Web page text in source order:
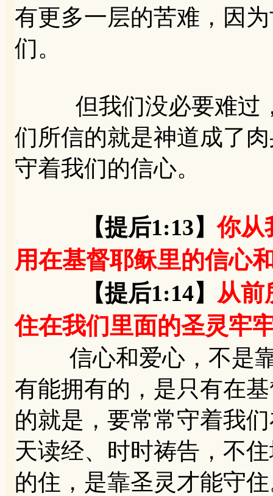
有更多一层的苦难，因
们。
但我们没必要难过，
们所信的就是神道成了
守着我们的信心。
【提后1:13】你从
用在基督耶稣里的信心
【提后1:14】 从前
住在我们里面的圣灵牢
信心和爱心，不是靠
有能拥有的，是只有在
的就是，要常常守着我
天读经、时时祷告，不
的住，是靠圣灵才能守